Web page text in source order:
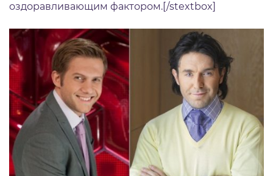
оздоравливающим фактором.[/stextbox]